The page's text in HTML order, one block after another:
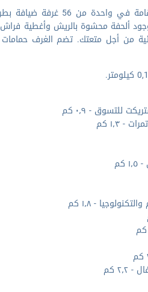
اشعر وكأنك في منزلك
ألحفة محشوة بالريش وأغطية فراش
من أجل متعتك. تضم الغرف
للتسوق - ٠٫٩ كم
- ١٫٣ كم
كم
- ١٫٨ كم
كم